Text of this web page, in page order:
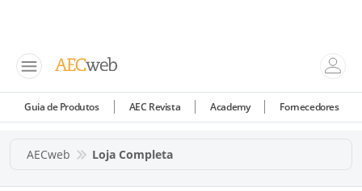
Guia de Produtos AEC Revista Academy Fornecedores
AECweb Loja Completa